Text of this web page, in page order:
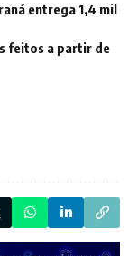
entrega 1,4 mil
feitos a partir de